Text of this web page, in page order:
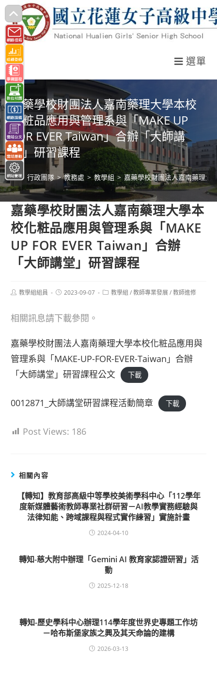
跳
轉
至
主
要
內
容
選單
嘉藥學校財團法人嘉南藥理大學本校
化粧品應用與管理系與「MAKE UP
FOR EVER Taiwan」合辦「大師講
堂」研習課程
> 行政團隊 > 教務處 > 教學組 > 嘉藥學校財團法人嘉南藥理大
嘉藥學校財團法人嘉南藥理大學本
校化粧品應用與管理系與「MAKE
UP FOR EVER Taiwan」合辦
「大師講堂」研習課程
Post教學組組員
Post2023-09-07
Post教學組 / 教師專業發展 / 教師進修
相關訊息請下載參閱。
嘉藥學校財團法人嘉南藥理大學本校化粧品應用與
管理系與「MAKE-UP-FOR-EVER-Taiwan」合辦
「大師講堂」研習課程公文
下載
0012871_大師講堂研習課程活動簡章 下載
Post Views: 186
相關內容
【轉知】教育部高級中等學校美術學科中心「112學年
度新媒體藝術教師專業社群研習－AI教學實務經驗與
法律知能、跨域課程與程式實作練習」實施計畫
2024-04-10
轉知-慈大附中辦理「Gemini AI 教育家認證研習」活
動
2025-12-18
轉知-歷史學科中心辦理114學年度世界史專題工作坊
－哈布斯堡家族之興及其天命論的建構
2026-03-13